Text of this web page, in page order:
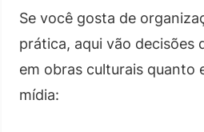
Se você gosta de
prática, aqui vão decisões
em obras culturais quanto
mídia: